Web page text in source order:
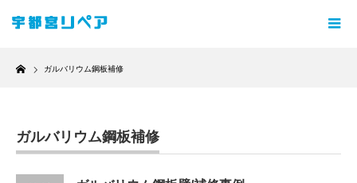
Home
ガルバリウム鋼板補修
ガルバリウム鋼板補修